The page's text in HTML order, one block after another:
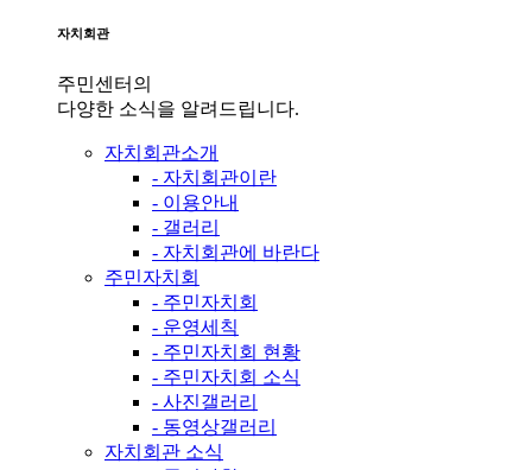
자치회관
주민센터의
다양한 소식을 알려드립니다.
자치회관소개
- 자치회관이란
- 이용안내
- 갤러리
- 자치회관에 바란다
주민자치회
- 주민자치회
- 운영세칙
- 주민자치회 현황
- 주민자치회 소식
- 사진갤러리
- 동영상갤러리
자치회관 소식